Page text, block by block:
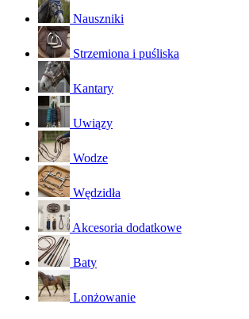
Nauszniki
Strzemiona i puśliska
Kantary
Uwiązy
Wodze
Wędzidła
Akcesoria dodatkowe
Baty
Lonżowanie